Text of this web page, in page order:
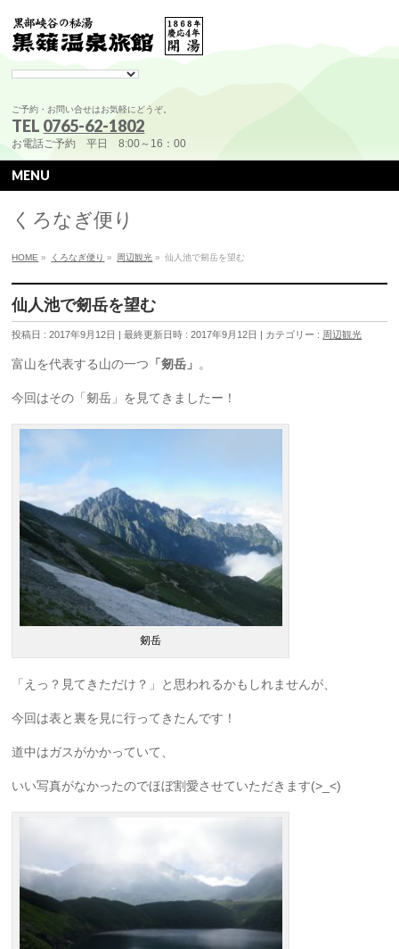
ご予約・お問い合せはお気軽にどうぞ。
TEL 0765-62-1802
お電話ご予約 平日 8:00～16：00
MENU
くろなぎ便り
HOME » くろなぎ便り » 周辺観光 » 仙人池で剱岳を望む
仙人池で剱岳を望む
投稿日 : 2017年9月12日 最終更新日時 : 2017年9月12日 カテゴリー : 周辺観光
富山を代表する山の一つ 「剱岳」 。
今回はその「剱岳」を見てきましたー！
剱岳
「えっ？見てきただけ？」と思われるかもしれませんが、
今回は表と裏を見に行ってきたんです！
道中はガスがかかっていて、
いい写真がなかったのでほぼ割愛させていただきます(>_<)